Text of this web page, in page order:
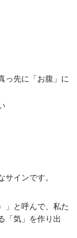
っ先に「お腹」に
インです。
」と呼んで、私た
「気」を作り出